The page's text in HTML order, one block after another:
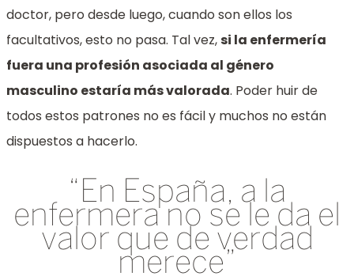
doctor, pero desde luego, cuando son ellos los
facultativos, esto no pasa. Tal vez, si la enfermería
fuera una profesión asociada al género
masculino estaría más valorada. Poder huir de
todos estos patrones no es fácil y muchos no están
dispuestos a hacerlo.
“En España, a la
enfermera no se le da el
valor que de verdad
merece”